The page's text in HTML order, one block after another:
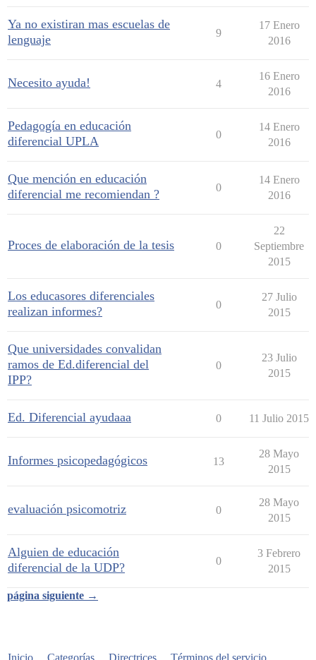
Ya no existiran mas escuelas de
lenguaje
9
17 Enero
2016
Necesito ayuda! 4
16 Enero
2016
Pedagogía en educación
diferencial UPLA
0
14 Enero
2016
Que mención en educación
diferencial me recomiendan ?
0
14 Enero
2016
Proces de elaboración de la tesis 0
22
Septiembre
2015
Los educasores diferenciales
realizan informes?
0
27 Julio
2015
Que universidades convalidan
ramos de Ed.diferencial del
IPP?
0
23 Julio
2015
Ed. Diferencial ayudaaa 0 11 Julio 2015
Informes psicopedagógicos 13
28 Mayo
2015
evaluación psicomotriz 0
28 Mayo
2015
Alguien de educación
diferencial de la UDP?
0
3 Febrero
2015
página siguiente →
Inicio Categorías Directrices Términos del servicio